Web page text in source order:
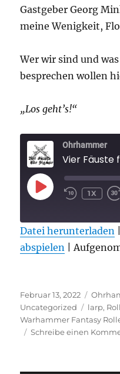
Gastgeber Georg
meine Wenigkeit,
Wer wir sind und
besprechen wollen
„Los geht’s!“
Ohrhammer
PLAY
EPISODE
1X
RSS FEED
TEILEN
EMBED
Datei herunterladen
abspielen |
Veröffentlicht
am
Februar 13, 2022
Uncategorized
larp,
Warhammer Fantasy
Schreibe einen